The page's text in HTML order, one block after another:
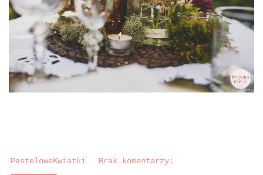
PasteloweKwiatki Brak komentarzy: